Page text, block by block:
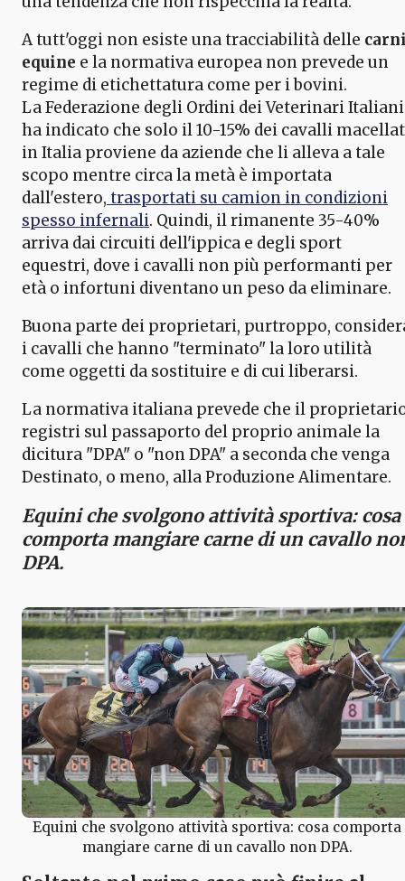
A tutt'oggi non esiste una tracciabilità delle
equine e la normativa europea non prevede un
regime di etichettatura come per i bovini.
La Federazione degli Ordini dei Veterinari Italiani
ha indicato che solo il 10-15% dei cavalli
in Italia proviene da aziende che li alleva a tale
scopo mentre circa la metà è importata
dall'estero, trasportati su camion in condizioni
spesso infernali. Quindi, il rimanente 35-40%
arriva dai circuiti dell'ippica e degli sport
equestri, dove i cavalli non più performanti per
età o infortuni diventano un peso da eliminare.
Buona parte dei proprietari, purtroppo,
i cavalli che hanno "terminato" la loro utilità
come oggetti da sostituire e di cui liberarsi.
La normativa italiana prevede che il
registri sul passaporto del proprio animale la
dicitura "DPA" o "non DPA" a seconda che venga
Destinato, o meno, alla Produzione Alimentare.
Equini che svolgono attività sportiva: cosa
comporta mangiare carne di un cavallo
DPA.
Equini che svolgono attività sportiva: cosa comporta
mangiare carne di un cavallo non DPA.